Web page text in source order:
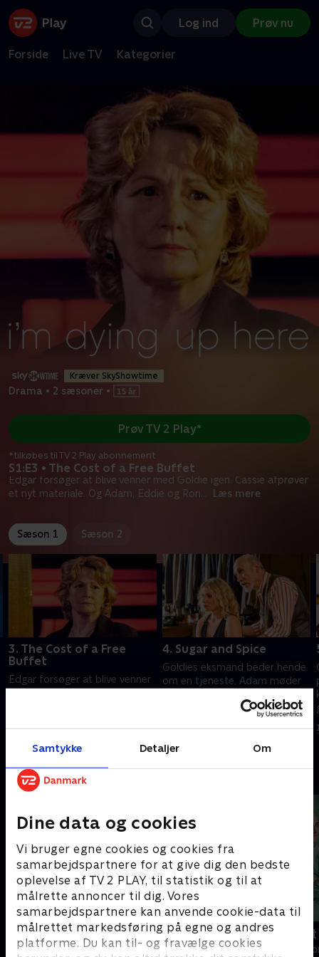
Samtykke Detaljer Om
Dine data og cookies
Vi bruger egne cookies og cookies fra
samarbejdspartnere for at give dig den bedste
oplevelse af TV 2 PLAY, til statistik og til at
målrette annoncer til dig. Vores
samarbejdspartnere kan anvende cookie-data til
målrettet markedsføring på egne og andres
platforme. Du kan til- og fravælge cookies
Log ind Prøv nu
Forside Live TV Kategorier
Kræver SkyShowtime
Drama • 2 sæsoner •
S1:E3 • The Cost of a Free Buffet
Edgar forsøger at blive venner med Goldie igen. Cassie afprøver
et nyt materiale. Og Adam, Eddie og Ron... Læs mere
Prøv TV 2 Play*
*tilkøbes til TV 2 Play abonnement
Sæson 1 Sæson 2
3. The Cost of a Free
Buffet
Edgar forsøger at blive venner
4. Sugar and Spice
Goldies eksmand beder hende
om en tjeneste. Adam møder
med at være kvinde i comedy-
1. juli 2021 • 51 min
Andre så også
Happy fucking Pride
Drama • 1 sæsoner
Fake Patient
Drama • 1